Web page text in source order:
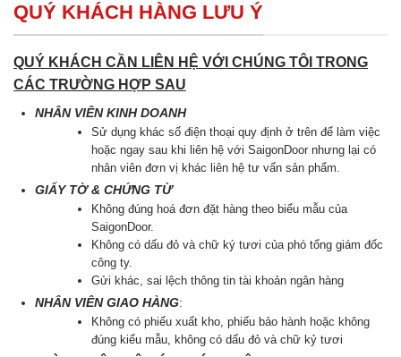
QUÝ KHÁCH HÀNG LƯU Ý
QUÝ KHÁCH CẦN LIÊN HỆ VỚI CHÚNG TÔI TRONG
CÁC TRƯỜNG HỢP SAU
NHÂN VIÊN KINH DOANH
Sử dụng khác số điện thoại quy định ở trên để làm việc
hoặc ngay sau khi liên hệ với SaigonDoor nhưng lại có
nhân viên đơn vị khác liên hệ tư vấn sản phẩm.
GIẤY TỜ & CHỨNG TỪ
Không đúng hoá đơn đặt hàng theo biểu mẫu của
SaigonDoor.
Không có dấu đỏ và chữ ký tươi của phó tổng giám đốc
công ty.
Gửi khác, sai lệch thông tin tài khoản ngân hàng
NHÂN VIÊN GIAO HÀNG:
Không có phiếu xuất kho, phiếu bảo hành hoặc không
đúng kiểu mẫu, không có dấu đỏ và chữ kỷ tươi